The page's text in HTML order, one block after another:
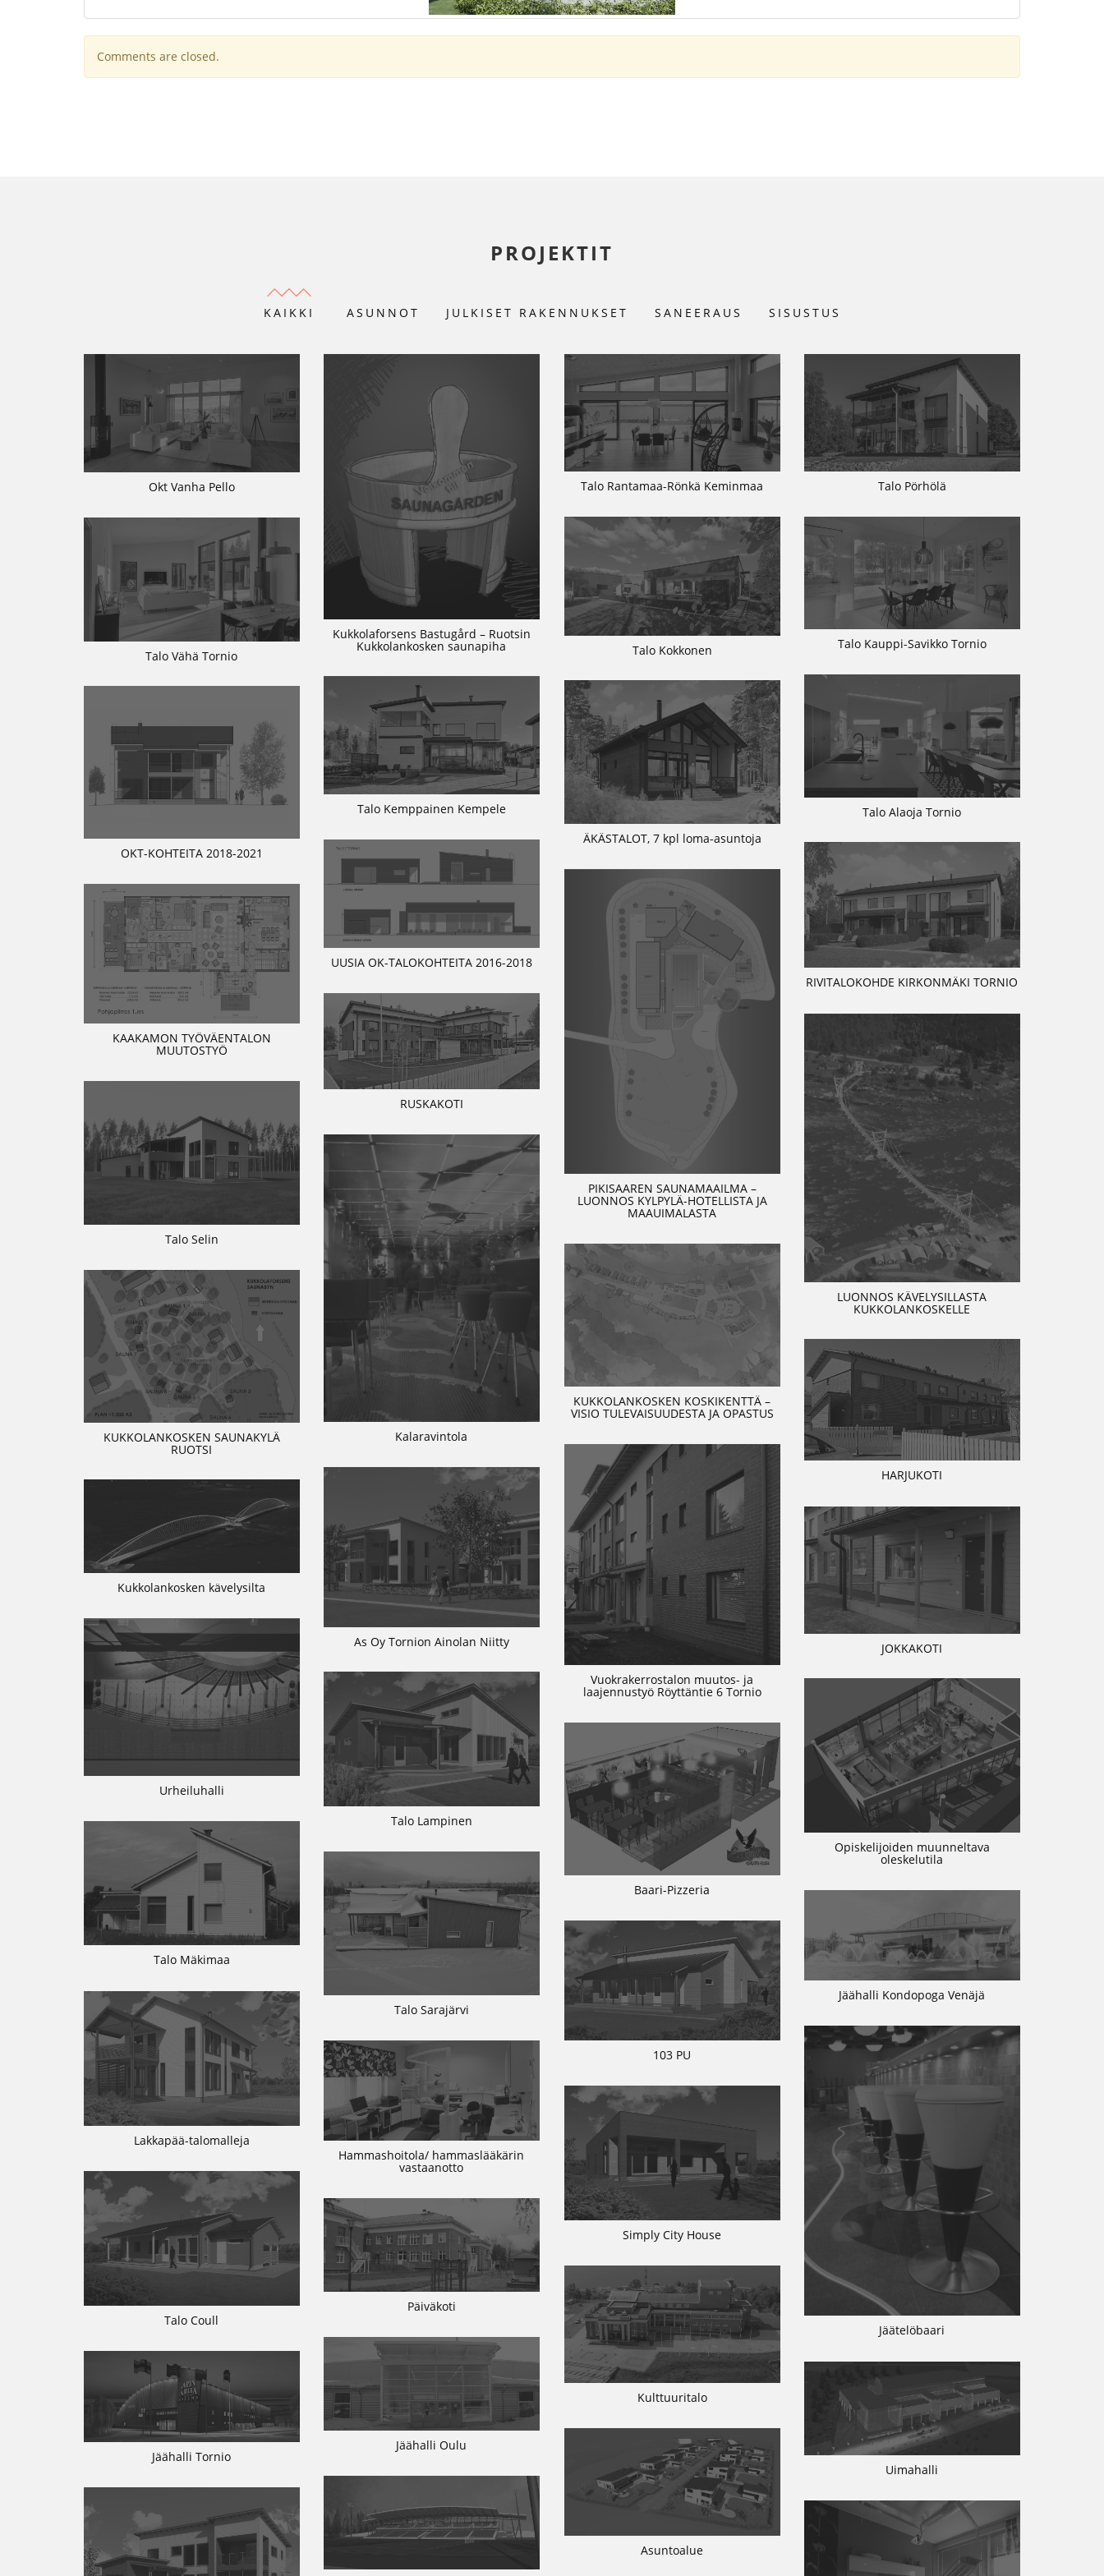
Comments are closed.
PROJEKTIT
KAIKKI ASUNNOT JULKISET RAKENNUKSET SANEERAUS SISUSTUS
Okt Vanha Pello
Kukkolaforsens Bastugård – Ruotsin
Kukkolankosken saunapiha
Talo Rantamaa-Rönkä Keminmaa Talo Pörhölä
Talo Kokkonen Talo Kauppi-Savikko Tornio
Talo Vähä Tornio
Talo Alaoja Tornio
Talo Kemppainen Kempele
ÄKÄSTALOT, 7 kpl loma-asuntoja
OKT-KOHTEITA 2018-2021
UUSIA OK-TALOKOHTEITA 2016-2018
RIVITALOKOHDE KIRKONMÄKI TORNIO
PIKISAAREN SAUNAMAAILMA –
LUONNOS KYLPYLÄ-HOTELLISTA JA
MAAUIMALASTA
KAAKAMON TYÖVÄENTALON
MUUTOSTYÖ
RUSKAKOTI
LUONNOS KÄVELYSILLASTA
KUKKOLANKOSKELLE
Talo Selin
Kalaravintola
KUKKOLANKOSKEN KOSKIKENTTÄ –
VISIO TULEVAISUUDESTA JA OPASTUS
KUKKOLANKOSKEN SAUNAKYLÄ
RUOTSI
HARJUKOTI
Vuokrakerrostalon muutos- ja
laajennustyö Röyttäntie 6 Tornio
As Oy Tornion Ainolan Niitty
Kukkolankosken kävelysilta
JOKKAKOTI
Urheiluhalli
Talo Lampinen
Opiskelijoiden muunneltava
oleskelutila
Baari-Pizzeria
Talo Mäkimaa
Talo Sarajärvi
Jäähalli Kondopoga Venäjä
103 PU
Lakkapää-talomalleja
Jäätelöbaari
Hammashoitola/ hammaslääkärin
vastaanotto
Simply City House
Talo Coull
Päiväkoti
Kulttuuritalo
Jäähalli Oulu
Jäähalli Tornio
Uimahalli
Asuntoalue